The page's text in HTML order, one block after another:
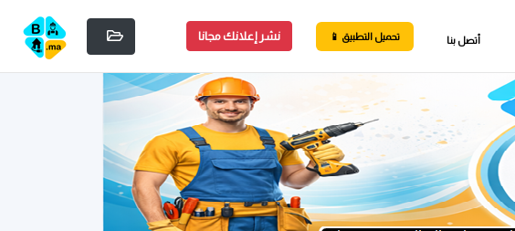
نشر إعلانك مجانا 📱 تحميل التطبيق أتصل بنا